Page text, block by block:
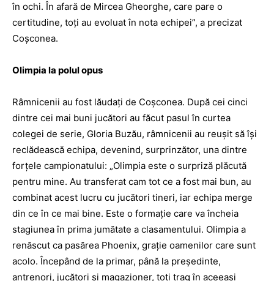
în ochi. În afară de Mircea Gheorghe, care pare o
certitudine, toţi au evoluat în nota echipei”, a precizat
Coşconea.
Olimpia la polul opus
Râmnicenii au fost lăudaţi de Coşconea. După cei cinci
dintre cei mai buni jucători au făcut pasul în curtea
colegei de serie, Gloria Buzău, râmnicenii au reuşit să îşi
reclădească echipa, devenind, surprinzător, una dintre
forţele campionatului: „Olimpia este o surpriză plăcută
pentru mine. Au transferat cam tot ce a fost mai bun, au
combinat acest lucru cu jucători tineri, iar echipa merge
din ce în ce mai bine. Este o formaţie care va încheia
stagiunea în prima jumătate a clasamentului. Olimpia a
renăscut ca pasărea Phoenix, graţie oamenilor care sunt
acolo. Începând de la primar, până la preşedinte,
antrenori, jucători şi magazioner, toţi trag în aceeaşi